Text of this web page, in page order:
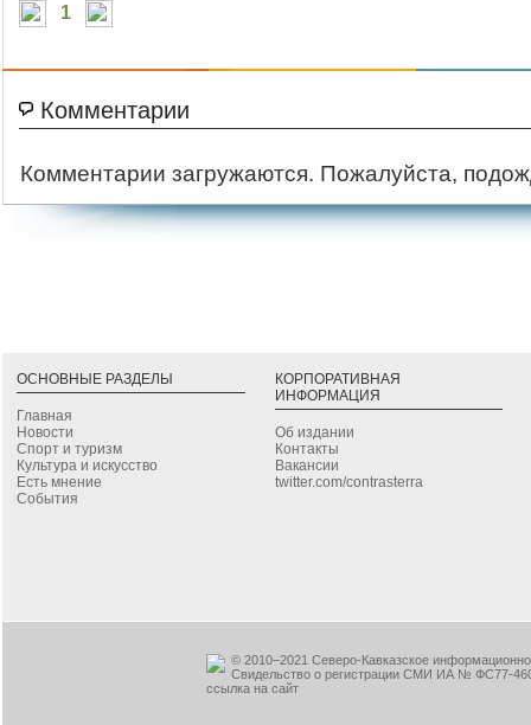
1
Комментарии
Комментарии загружаются. Пожалуйста,
ОСНОВНЫЕ РАЗДЕЛЫ
Главная
Новости
Спорт и туризм
Культура и искусство
Есть мнение
События
КОРПОРАТИВНАЯ
ИНФОРМАЦИЯ
Об издании
Контакты
Вакансии
twitter.com/contrasterra
© 2010–2021 Северо-Кавказское
Свидельство о регистрации СМИ ИА № ФС77-
ссылка на сайт